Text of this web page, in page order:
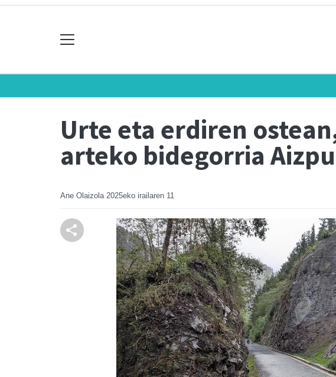
Urte eta erdiren
arteko bidegorria
Ane Olaizola 2025eko irailaren 11